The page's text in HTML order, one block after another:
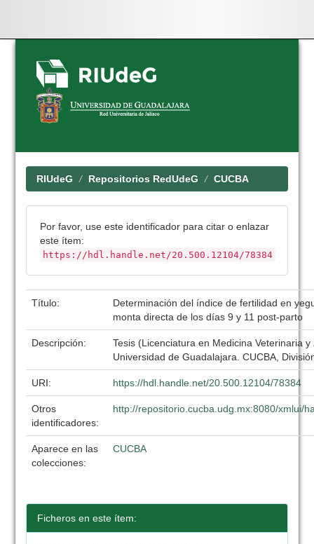
Skip
navigation
RIUdeG Repositorios RedUdeG CUCBA
Por favor, use este identificador para citar o enlazar
este ítem:
https://hdl.handle.net/20.500.12104/78384
Título:
Determinación del índice de fertilidad en
monta directa de los días 9 y 11 post-parto
Descripción:
Tesis (Licenciatura en Medicina Veterinaria
Universidad de Guadalajara. CUCBA,
URI: https://hdl.handle.net/20.500.12104/78384
Otros
identificadores:
http://repositorio.cucba.udg.mx:8080/xmlui/
Aparece en las
colecciones:
CUCBA
Ficheros en este ítem: